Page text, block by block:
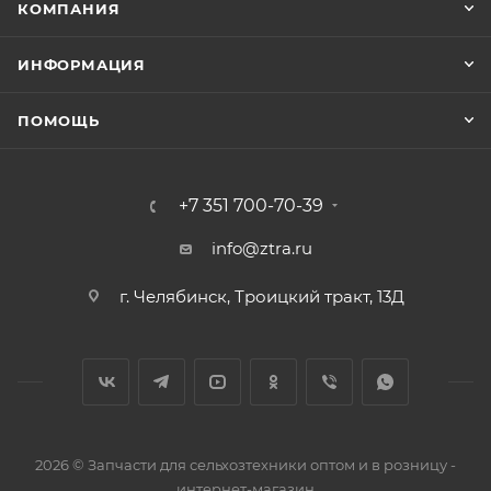
КОМПАНИЯ
ИНФОРМАЦИЯ
ПОМОЩЬ
+7 351 700-70-39
info@ztra.ru
г. Челябинск, Троицкий тракт, 13Д
2026 © Запчасти для сельхозтехники оптом и в розницу -